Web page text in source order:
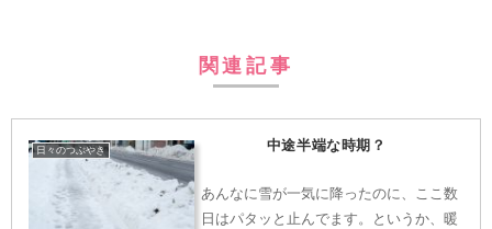
関連記事
日々のつぶやき 中途半端な時期？
あんなに雪が一気に降ったのに、ここ数
日はパタッと止んでます。というか、暖